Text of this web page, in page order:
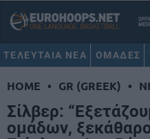
ΤΕΛΕΥΤΑΙΑ ΝΕΑ ΟΜΑΔΕΣ
HOME • GR (GREEK) •
Σίλβερ:
ομάδων,